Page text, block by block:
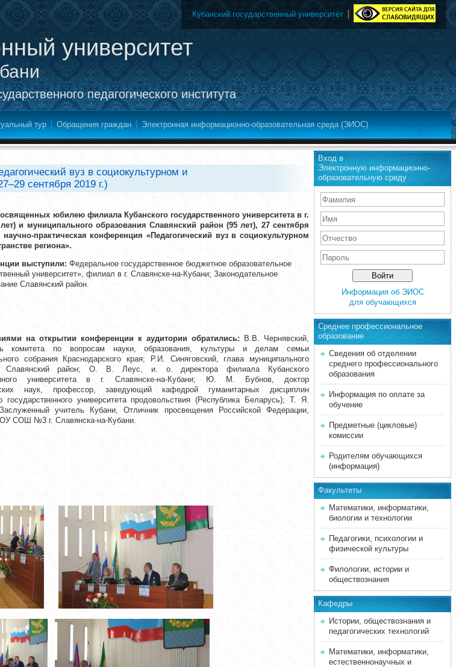
университет
педагогического института
Кубанский государственный университет
тур Обращения граждан Электронная информационно-образовательная среда (ЭИОС)
вуз в социокультурном и
сентября 2019 г.)
юбилею филиала Кубанского государственного университета в г.
и муниципального образования Славянский район (95 лет), 27 сентября
практическая конференция «Педагогический вуз в социокультурном
региона».
выступили:Федеральное государственное бюджетное образовательное
университет», филиал в г. Славянске-на-Кубани; Законодательное
Славянский район.
на открытии конференции к аудиторииобратились: В.В. Чернявский,
комитета по вопросам науки, образования, культуры и делам семьи
собрания Краснодарского края; Р.И. Синяговский, глава муниципального
Славянский район; О. В. Леус, и. о. директора филиала Кубанского
университета в г. Славянске-на-Кубани; Ю. М. Бубнов, доктор
наук, профессор, заведующий кафедрой гуманитарных дисциплин
государственного университета продовольствия (Республика Беларусь); Т. Я.
учитель Кубани, Отличник просвещения Российской Федерации,
СОШ №3 г. Славянска-на-Кубани.
Вход в
Электронную информационно-
образовательную среду
Информация об ЭИОС
для обучающихся
Среднее професcиональное
образование
Сведения об отделении
среднего профессионального
образования
Информация по оплате за
обучение
Предметные (цикловые)
комиссии
Родителям обучающихся
(информация)
Факультеты
Математики, информатики,
биологии и технологии
Педагогики, психологии и
физической культуры
Филологии, истории и
обществознания
Кафедры
Истории, обществознания и
педагогических технологий
Математики, информатики,
естественнонаучных и